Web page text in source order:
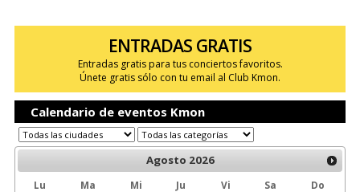
ENTRADAS GRATIS
Entradas gratis para tus conciertos favoritos.
Únete gratis sólo con tu email al Club Kmon.
Calendario de eventos Kmon
Agosto 2026
Lu Ma Mi Ju Vi Sa
Do